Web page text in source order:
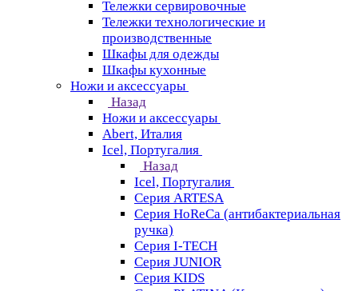
Тележки сервировочные
Тележки технологические и
производственные
Шкафы для одежды
Шкафы кухонные
Ножи и аксессуары
Назад
Ножи и аксессуары
Abert, Италия
Icel, Португалия
Назад
Icel, Португалия
Серия ARTESA
Серия HoReCa (антибактериальная
ручка)
Серия I-TECH
Серия JUNIOR
Серия KIDS